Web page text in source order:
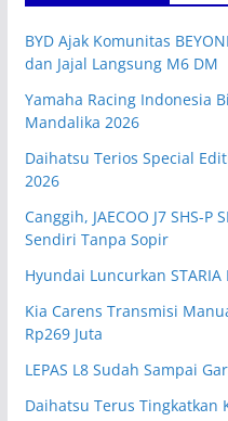
BYD Ajak Komunitas
dan Jajal Langsung M6 DM
Yamaha Racing Indonesia
Mandalika 2026
Daihatsu Terios Special
2026
Canggih, JAECOO J7 SHS-
Sendiri Tanpa Sopir
Hyundai Luncurkan
Kia Carens Transmisi
Rp269 Juta
LEPAS L8 Sudah Sampai
Daihatsu Terus Tingkatkan